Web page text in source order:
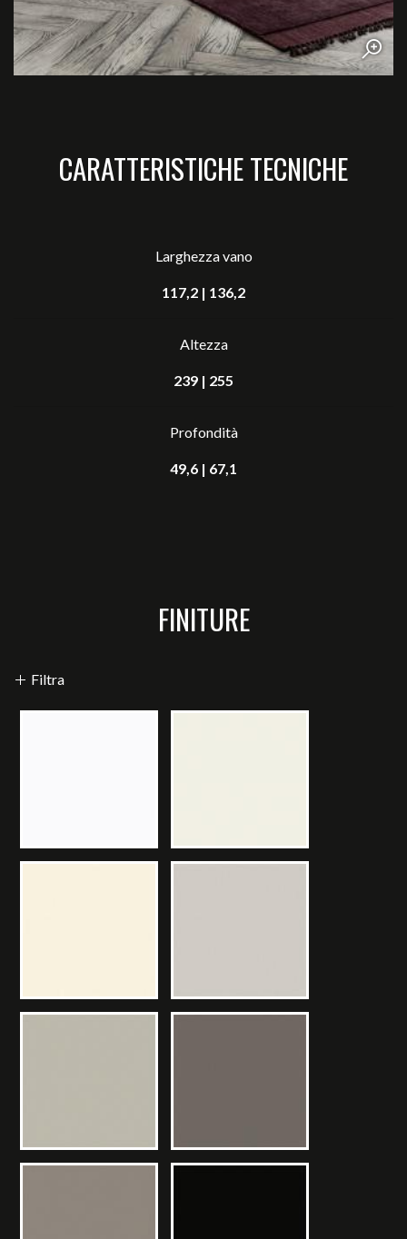
CARATTERISTICHE TECNICHE
Larghezza vano
117,2 | 136,2
Altezza
239 | 255
Profondità
49,6 | 67,1
FINITURE
Filtra